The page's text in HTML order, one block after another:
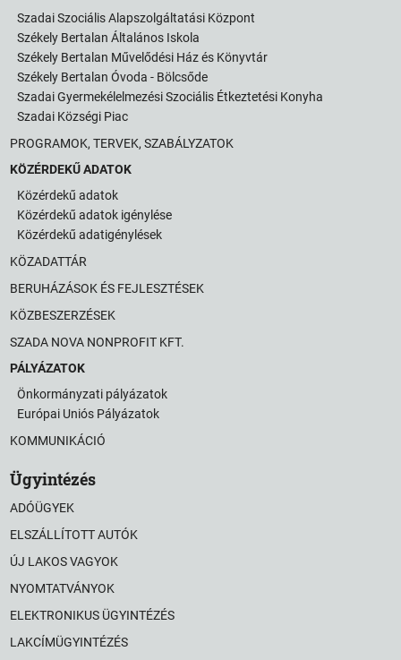
Szadai Szociális Alapszolgáltatási Központ
Székely Bertalan Általános Iskola
Székely Bertalan Művelődési Ház és Könyvtár
Székely Bertalan Óvoda - Bölcsőde
Szadai Gyermekélelmezési Szociális Étkeztetési Konyha
Szadai Községi Piac
PROGRAMOK, TERVEK, SZABÁLYZATOK
KÖZÉRDEKŰ ADATOK
Közérdekű adatok
Közérdekű adatok igénylése
Közérdekű adatigénylések
KÖZADATTÁR
BERUHÁZÁSOK ÉS FEJLESZTÉSEK
KÖZBESZERZÉSEK
SZADA NOVA NONPROFIT KFT.
PÁLYÁZATOK
Önkormányzati pályázatok
Európai Uniós Pályázatok
KOMMUNIKÁCIÓ
Ügyintézés
ADÓÜGYEK
ELSZÁLLÍTOTT AUTÓK
ÚJ LAKOS VAGYOK
NYOMTATVÁNYOK
ELEKTRONIKUS ÜGYINTÉZÉS
LAKCÍMÜGYINTÉZÉS